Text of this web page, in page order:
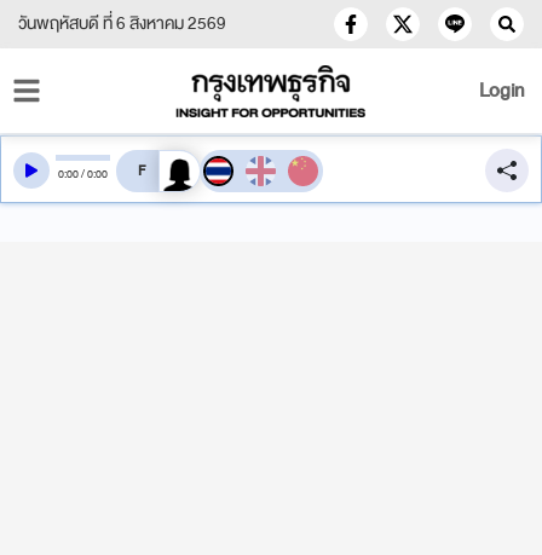
วันพฤหัสบดี ที่ 6 สิงหาคม 2569
Login
0:00/0:00 สลับเสียงอ่าน